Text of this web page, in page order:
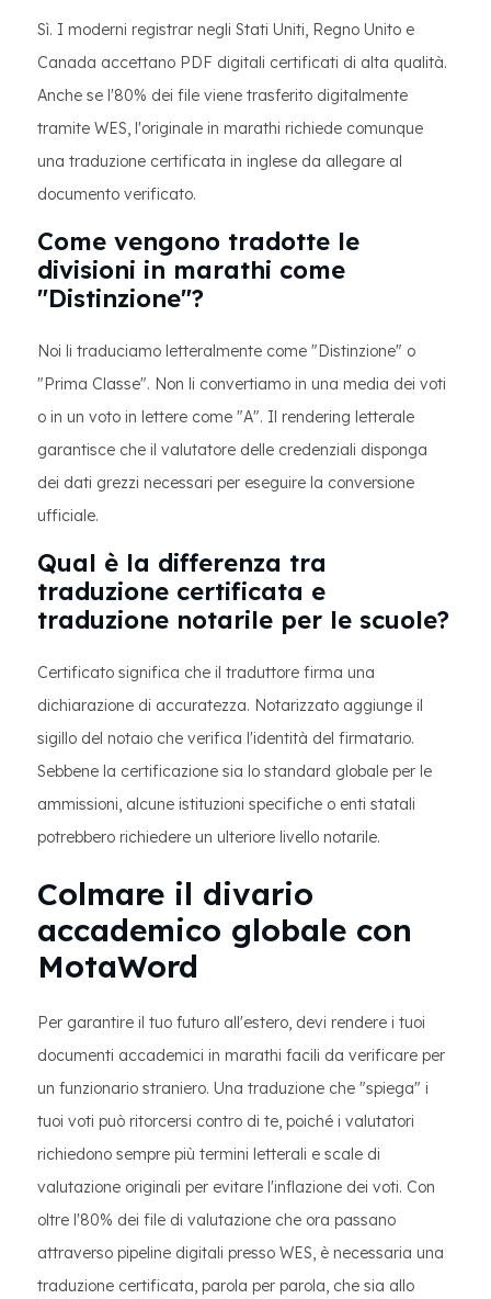
Sì. I moderni registrar negli Stati Uniti, Regno Unito e
Canada accettano PDF digitali certificati di alta qualità.
Anche se l'80% dei file viene trasferito digitalmente
tramite WES, l'originale in marathi richiede comunque
una traduzione certificata in inglese da allegare al
documento verificato.
Come vengono tradotte le
divisioni in marathi come
"Distinzione"?
Noi li traduciamo letteralmente come "Distinzione" o
"Prima Classe". Non li convertiamo in una media dei voti
o in un voto in lettere come "A". Il rendering letterale
garantisce che il valutatore delle credenziali disponga
dei dati grezzi necessari per eseguire la conversione
ufficiale.
Qual è la differenza tra
traduzione certificata e
traduzione notarile per le scuole?
Certificato significa che il traduttore firma una
dichiarazione di accuratezza. Notarizzato aggiunge il
sigillo del notaio che verifica l'identità del firmatario.
Sebbene la certificazione sia lo standard globale per le
ammissioni, alcune istituzioni specifiche o enti statali
potrebbero richiedere un ulteriore livello notarile.
Colmare il divario
accademico globale con
MotaWord
Per garantire il tuo futuro all'estero, devi rendere i tuoi
documenti accademici in marathi facili da verificare per
un funzionario straniero. Una traduzione che "spiega" i
tuoi voti può ritorcersi contro di te, poiché i valutatori
richiedono sempre più termini letterali e scale di
valutazione originali per evitare l'inflazione dei voti. Con
oltre l'80% dei file di valutazione che ora passano
attraverso pipeline digitali presso WES, è necessaria una
traduzione certificata, parola per parola, che sia allo